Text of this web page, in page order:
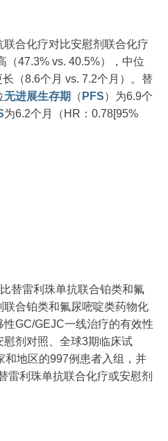
合化疗对比安慰剂联合化疗
（47.3% vs. 40.5%），中位
（8.6个月 vs. 7.2个月）。替
无进展生存期 （ PFS）为6.9个
为6.2个月（HR：0.78[95%
替雷利珠单抗联合铂类和氟
合铂类和氟尿嘧啶类药物化
GC/GEJC一线治疗的有效性
剂对照、全球3期临床试
和地区的997例患者入组，并
雷利珠单抗联合化疗或安慰剂